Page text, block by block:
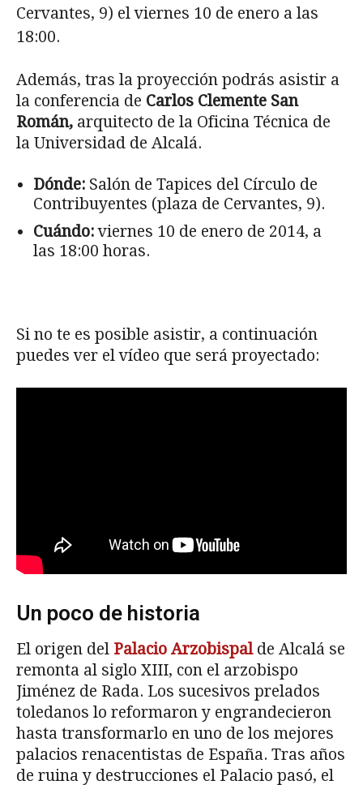
Cervantes, 9) el viernes 10 de enero a las
18:00.
Además, tras la proyección podrás asistir a
la conferencia de Carlos Clemente San
Román, arquitecto de la Oficina Técnica de
la Universidad de Alcalá.
Dónde: Salón de Tapices del Círculo de
Contribuyentes (plaza de Cervantes, 9).
Cuándo:viernes 10 de enero de 2014, a
las 18:00 horas.
Si no te es posible asistir, a continuación
puedes ver el vídeo que será proyectado:
Un poco de historia
El origen del Palacio Arzobispal de Alcalá se
remonta al siglo XIII, con el arzobispo
Jiménez de Rada. Los sucesivos prelados
toledanos lo reformaron y engrandecieron
hasta transformarlo en uno de los mejores
palacios renacentistas de España. Tras años
de ruina y destrucciones el Palacio pasó, el